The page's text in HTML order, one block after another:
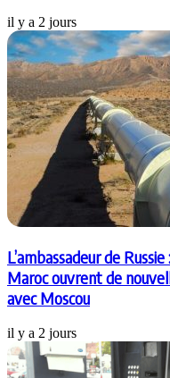
il y a 2 jours
L’ambassadeur de
Maroc ouvrent de
avec Moscou
il y a 2 jours